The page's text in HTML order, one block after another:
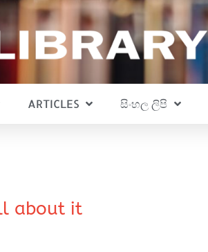
ARTICLES සිංහල ලිපි
about it